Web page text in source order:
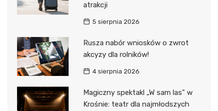
atrakcji
5 sierpnia 2026
Rusza nabór wniosków o zwrot
akcyzy dla rolników!
4 sierpnia 2026
Magiczny spektakl „W sam las” w
Krośnie: teatr dla najmłodszych